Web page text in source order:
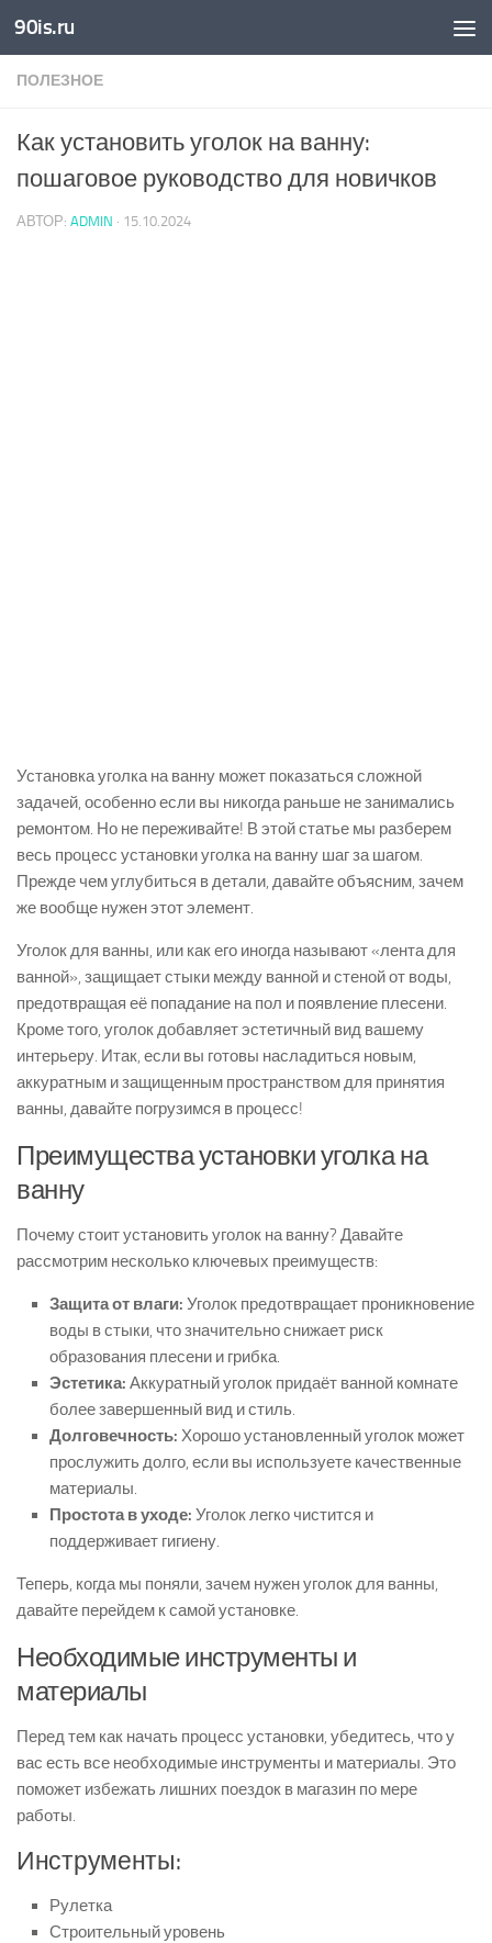
Skip to content
90is.ru
ПОЛЕЗНОЕ
Как установить уголок на ванну:
пошаговое руководство для новичков
АВТОР: ADMIN · 15.10.2024
Установка уголка на ванну может показаться сложной
задачей, особенно если вы никогда раньше не занимались
ремонтом. Но не переживайте! В этой статье мы разберем
весь процесс установки уголка на ванну шаг за шагом.
Прежде чем углубиться в детали, давайте объясним, зачем
же вообще нужен этот элемент.
Уголок для ванны, или как его иногда называют «лента для
ванной», защищает стыки между ванной и стеной от воды,
предотвращая её попадание на пол и появление плесени.
Кроме того, уголок добавляет эстетичный вид вашему
интерьеру. Итак, если вы готовы насладиться новым,
аккуратным и защищенным пространством для принятия
ванны, давайте погрузимся в процесс!
Преимущества установки уголка на
ванну
Почему стоит установить уголок на ванну? Давайте
рассмотрим несколько ключевых преимуществ:
Защита от влаги: Уголок предотвращает проникновение
воды в стыки, что значительно снижает риск
образования плесени и грибка.
Эстетика: Аккуратный уголок придаёт ванной комнате
более завершенный вид и стиль.
Долговечность: Хорошо установленный уголок может
прослужить долго, если вы используете качественные
материалы.
Простота в уходе: Уголок легко чистится и
поддерживает гигиену.
Теперь, когда мы поняли, зачем нужен уголок для ванны,
давайте перейдем к самой установке.
Необходимые инструменты и
материалы
Перед тем как начать процесс установки, убедитесь, что у
вас есть все необходимые инструменты и материалы. Это
поможет избежать лишних поездок в магазин по мере
работы.
Инструменты:
Рулетка
Строительный уровень